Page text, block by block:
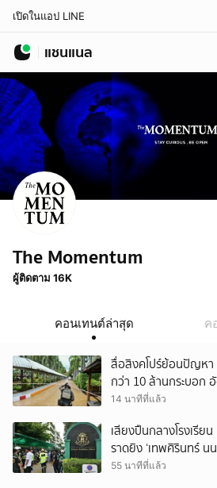
เปิดในแอป LINE
แชนแนล
The Momentum
ผู้ติดตาม 16K
คอนเทนต์ล่าสุด ค
สื่อสิงคโปร์ย้อนปัญหา
กว่า 10 ล้านกระบอก
สูงที่สุดในภูมิภาค
14 นาทีที่แล้ว
เสียงปืนกลางโรงเรีย
ราดยิง ‘เทพศิรินทร์ น
ศึกษา ครั้งที่ 2 ในรอบปี
55 นาทีที่แล้ว